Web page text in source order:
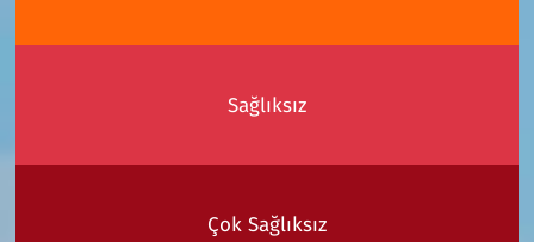
Sağlıksız
Çok Sağlıksız